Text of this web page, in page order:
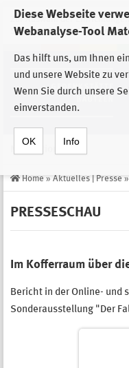
Diese Webseite
Webanalyse-Tool
Das hilft uns, um Ihnen
und unsere Website zu
Wenn Sie durch unsere
einverstanden.
OK Info
Zur Auswahl der
Stiftung Sächsische
Home » Aktuelles | Presse »
PRESSESCHAU
Im Kofferraum über
Bericht in der Online- und
Sonderausstellung "Der